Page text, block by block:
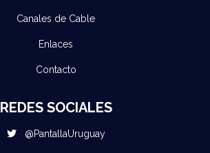
Canales de Cable
Enlaces
Contacto
REDES SOCIALES
@PantallaUruguay